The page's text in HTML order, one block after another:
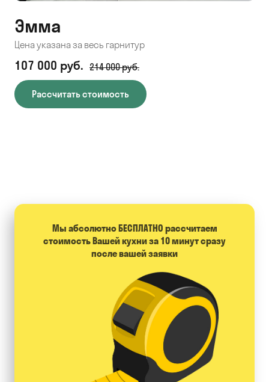
Эмма
Цена указана за весь гарнитур
107 000 руб. 214 000 руб.
Рассчитать стоимость
Мы абсолютно БЕСПЛАТНО расcчитаем
стоимость Вашей кухни за 10 минут сразу
после вашей заявки